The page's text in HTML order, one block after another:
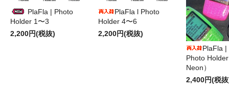
PlaFla | Photo
Holder 1〜3
2,200円(税抜)
PlaFla l Photo
Holder 4〜6
2,200円(税抜)
PlaFla
Photo
Neon）
2,400円(税